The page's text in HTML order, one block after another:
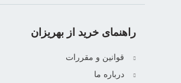
راهنمای خرید از بهریزان
قوانین و مقررات
درباره ما